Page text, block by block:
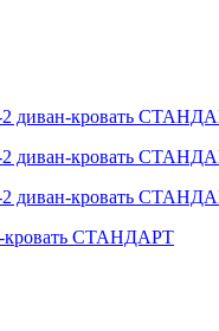
кровать СТАНДАРТ